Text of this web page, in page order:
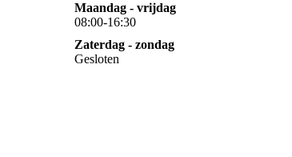
Maandag - vrijdag
08:00-16:30
Zaterdag - zondag
Gesloten